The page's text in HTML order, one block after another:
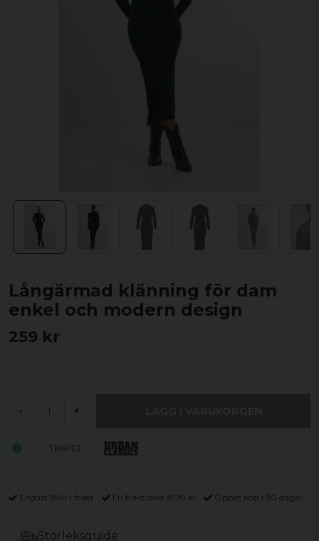
Långärmad klänning för dam
enkel och modern design
259 kr
- +
TB6933
Endast 59kr i frakt Fri frakt över 800 kr Öppet köp i 30 dagar
Storleksguide